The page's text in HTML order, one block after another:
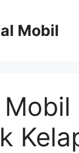
Mobil